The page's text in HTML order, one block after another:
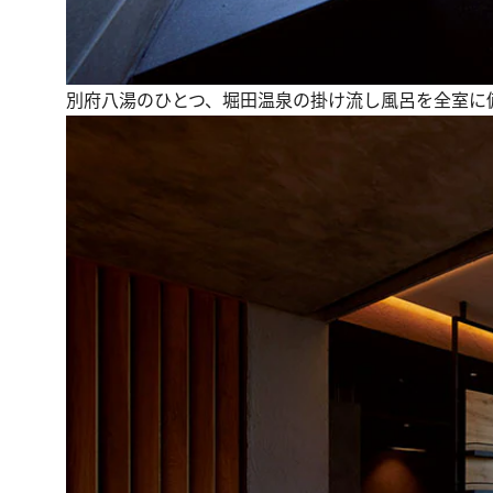
別府八湯のひとつ、堀田温泉の掛け流し風呂を全室に